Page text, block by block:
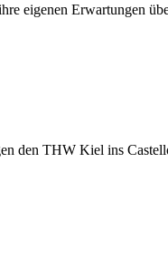
eigenen Erwartungen
den THW Kiel ins